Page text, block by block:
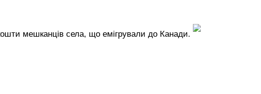
мешканців села, що емігрували до Канади.